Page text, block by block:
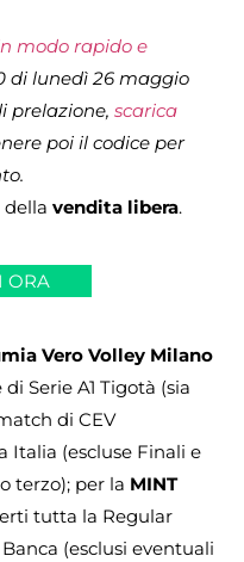
modo rapido e
di lunedì 26 maggio
prelazione, scarica
poi il codice per
della vendita libera.
ORA
Vero Volley Milano
Serie A1 Tigotà (sia
di CEV
Italia (escluse Finali e
terzo); per la MINT
tutta la Regular
(esclusi eventuali